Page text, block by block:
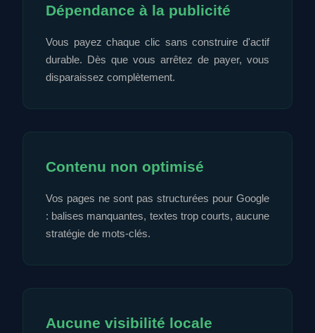
Dépendance à la publicité
Vous payez chaque clic sans construire d'actif
durable. Dès que vous arrêtez de payer, vous
disparaissez complètement.
Contenu non optimisé
Vos pages ne sont pas structurées pour Google
: balises manquantes, textes trop courts, aucune
stratégie de mots-clés.
Aucune visibilité locale